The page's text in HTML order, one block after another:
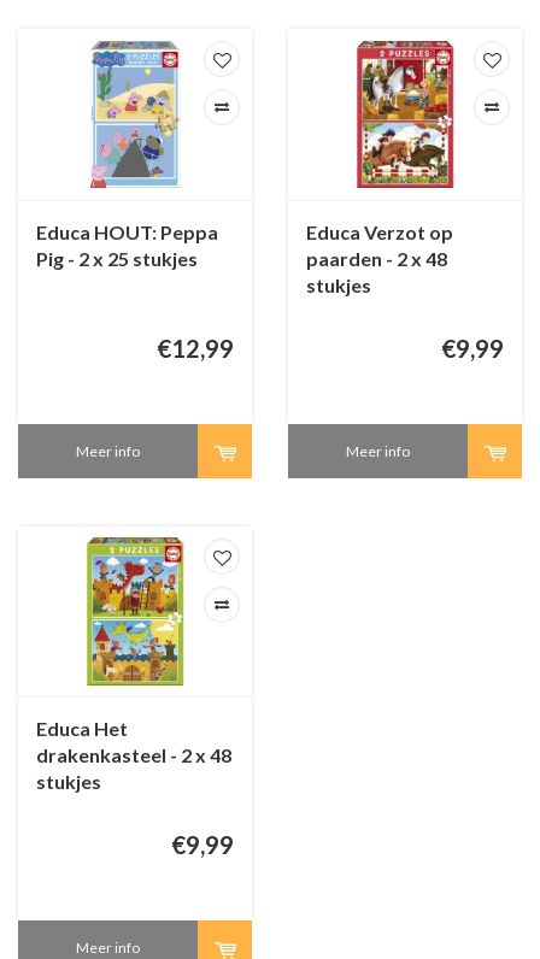
Educa HOUT: Peppa
Pig - 2 x 25 stukjes
€12,99
Meer info
Educa Verzot op
paarden - 2 x 48
stukjes
€9,99
Meer info
Educa Het
drakenkasteel - 2 x 48
stukjes
€9,99
Meer info